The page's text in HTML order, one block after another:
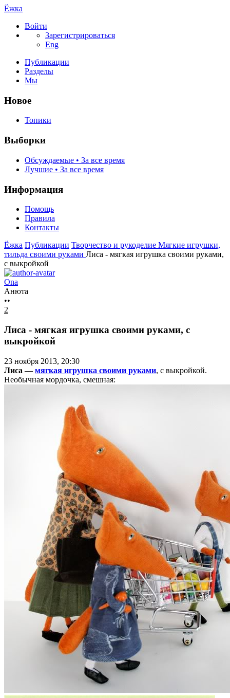
Ёжка
Войти
Зарегистрироваться
Eng
Публикации
Разделы
Мы
Новое
Топики
Выборки
Обсуждаемые • За все время
Лучшие • За все время
Информация
Помощь
Правила
Контакты
Ёжка Публикации Творчество и рукоделие Мягкие игрушки,
тильда своими руками Лиса - мягкая игрушка своими руками,
с выкройкой
Ona
Анюта
••
2
Лиса - мягкая игрушка своими руками, с
выкройкой
23 ноября 2013, 20:30
Лиса —мягкая игрушка своими руками, с выкройкой.
Необычная мордочка, смешная: